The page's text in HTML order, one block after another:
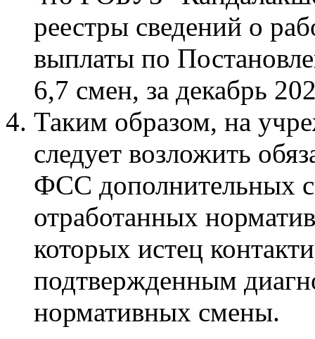
реестры сведений о
выплаты по
6,7 смен, за декабрь
Таким образом, на
следует возложить
ФСС дополнительных
отработанных
которых истец
подтвержденным
нормативных смены.